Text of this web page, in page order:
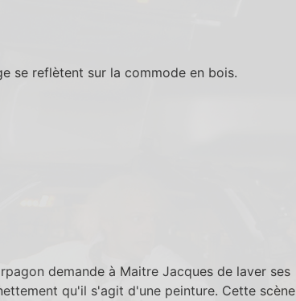
se reflètent sur la commode en bois.
demande à Maitre Jacques de laver ses
qu'il s'agit d'une peinture. Cette scène